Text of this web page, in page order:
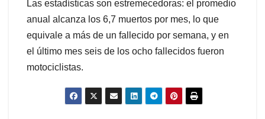
Las estadísticas son estremecedoras: el promedio
anual alcanza los 6,7 muertos por mes, lo que
equivale a más de un fallecido por semana, y en
el último mes seis de los ocho fallecidos fueron
motociclistas.